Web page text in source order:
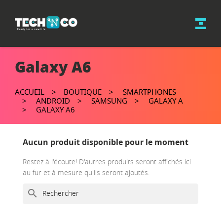
Galaxy A6
ACCUEIL BOUTIQUE
SMARTPHONES
ANDROID
SAMSUNG
GALAXY A
GALAXY A6
Aucun produit disponible pour le moment
Restez à l'écoute! D'autres produits seront affichés ici
au fur et à mesure qu'ils seront ajoutés.
search